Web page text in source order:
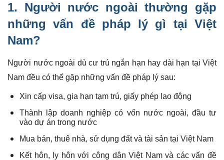
1. Người nước ngoàithường gặp
những vấn đề pháp lý gì tại Việt
Nam?
Người nước ngoài dù cư trú ngắn hạn hay dài hạn tại Việt
Nam đều có thể gặp những vấn đề pháp lý sau:
Xin cấp visa, gia hạn tạm trú, giấy phép lao động
Thành lập doanh nghiệp có vốn nước ngoài, đầu tư
vào dự án trong nước
Mua bán, thuê nhà, sử dụng đất và tài sản tại Việt Nam
Kết hôn, ly hôn với công dân Việt Nam và các vấn đề